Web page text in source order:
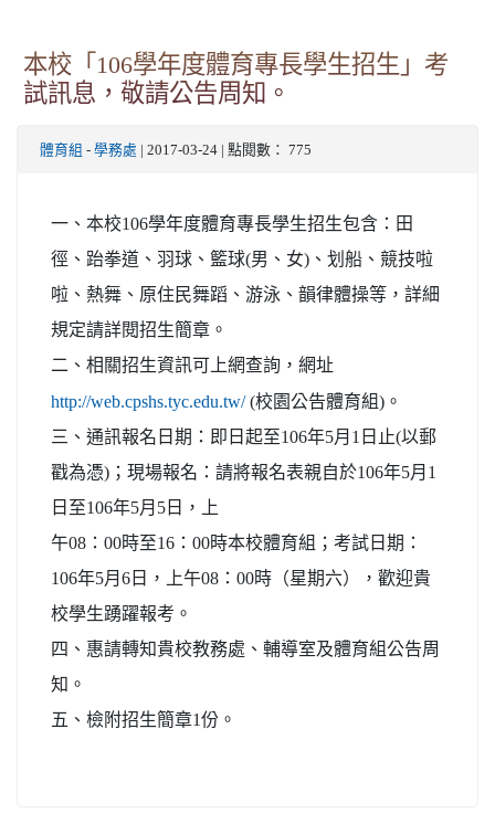
本校「106學年度體育專長學生招生」考
試訊息，敬請公告周知。
體育組 - 學務處 | 2017-03-24 | 點閱數： 775
一、本校106學年度體育專長學生招生包含：田
徑、跆拳道、羽球、籃球(男、女)、划船、競技啦
啦、熱舞、原住民舞蹈、游泳、韻律體操等，詳細
規定請詳閱招生簡章。
二、相關招生資訊可上網查詢，網址
http://web.cpshs.tyc.edu.tw/(校園公告體育組)。
三、通訊報名日期：即日起至106年5月1日止(以郵
戳為憑)；現場報名：請將報名表親自於106年5月1
日至106年5月5日，上
午08：00時至16：00時本校體育組；考試日期：
106年5月6日，上午08：00時（星期六），歡迎貴
校學生踴躍報考。
四、惠請轉知貴校教務處、輔導室及體育組公告周
知。
五、檢附招生簡章1份。